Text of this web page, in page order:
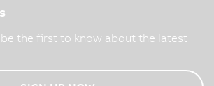
the first to know about the latest